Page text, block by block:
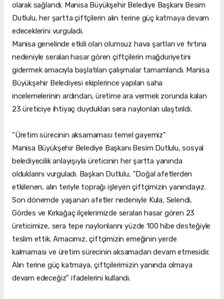
olarak sağlandı. Manisa Büyükşehir Belediye Başkanı Besim
Dutlulu, her şartta çiftçilerin alın terine güç katmaya devam
edeceklerini vurguladı.
Manisa genelinde etkili olan olumsuz hava şartları ve fırtına
nedeniyle seraları hasar gören çiftçilerin mağduriyetini
gidermek amacıyla başlatılan çalışmalar tamamlandı. Manisa
Büyükşehir Belediyesi ekiplerince yapılan saha
incelemelerinin ardından, üretime ara vermek zorunda kalan
23 üreticiye ihtiyaç duydukları sera naylonları ulaştırıldı.
"Üretim sürecinin aksamaması temel gayemiz"
Manisa Büyükşehir Belediye Başkanı Besim Dutlulu, sosyal
belediyecilik anlayışıyla üreticinin her şartta yanında
olduklarını vurguladı. Başkan Dutlulu, "Doğal afetlerden
etkilenen, alın teriyle toprağı işleyen çiftçimizin yanındayız.
Son dönemde yaşanan afetler nedeniyle Kula, Selendi,
Gördes ve Kırkağaç ilçelerimizde seraları hasar gören 23
üreticimize, sera tepe naylonlarını yüzde 100 hibe desteğiyle
teslim ettik. Amacımız, çiftçimizin emeğinin yerde
kalmaması ve üretim sürecinin aksamadan devam etmesidir.
Alın terine güç katmaya, çiftçilerimizin yanında olmaya
devam edeceğiz" ifadelerini kullandı.